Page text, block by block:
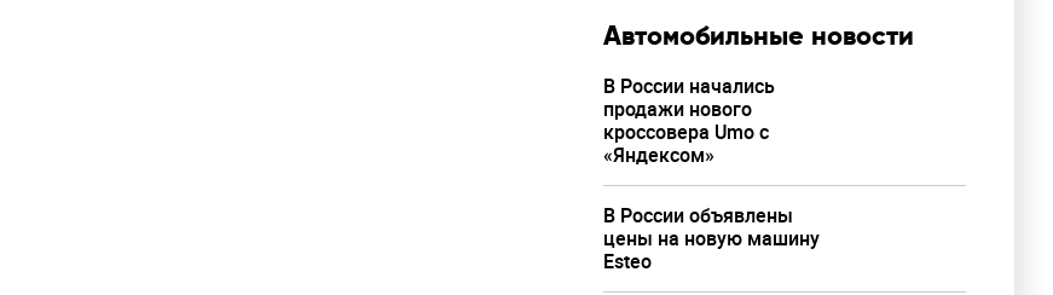
Автомобильные новости
В России начались
продажи нового
кроссовера Umo с
«Яндексом»
В России объявлены
цены на новую машину
Esteo